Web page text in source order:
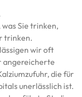
Sie trinken,
trinken.
wir oft
angereicherte
die für
unerlässlich ist.